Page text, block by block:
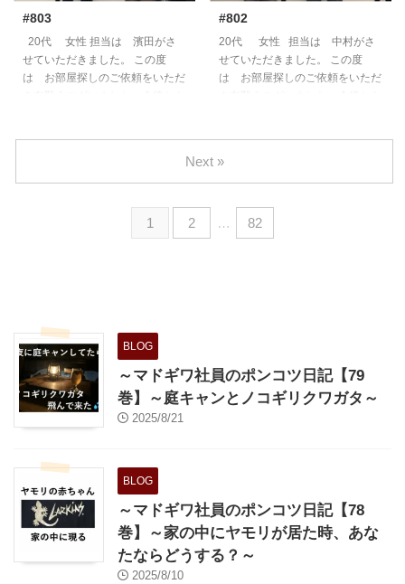
#803
20代 女性 担当は 濱田がさ
せていただきました。 この度
は お部屋探しのご依頼をいただ
#802
20代 女性 担当は 中村がさ
せていただきました。 この度
は お部屋探しのご依頼をいただ
1 2 … 82
Next »
BLOG
～マドギワ社員のポンコツ日記【79
巻】～庭キャンとノコギリクワガタ～
2025/8/21
BLOG
～マドギワ社員のポンコツ日記【78
巻】～家の中にヤモリが居た時、あな
たならどうする？～
2025/8/10